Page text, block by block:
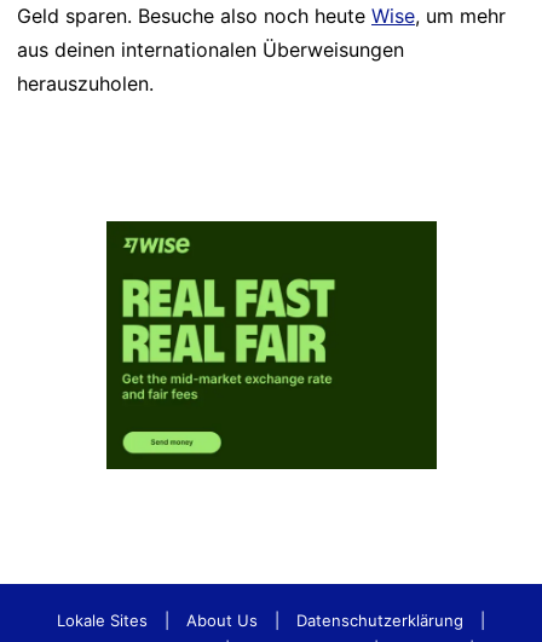
Geld sparen. Besuche also noch heute Wise, um mehr
aus deinen internationalen Überweisungen
herauszuholen.
Lokale Sites About Us Datenschutzerklärung